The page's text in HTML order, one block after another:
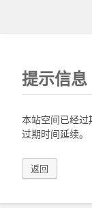
提示信息
本站空间已经过
过期时间延续。
返回